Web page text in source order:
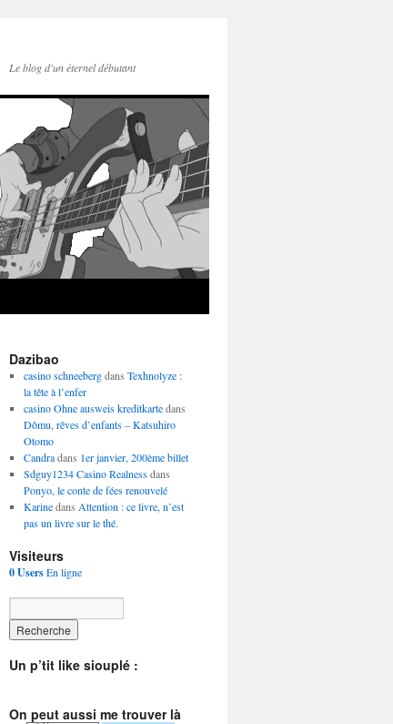
Le blog d'un éternel débutant
Dazibao
casino schneebergdans Texhnolyze :
la tête à l’enfer
casino Ohne ausweis kreditkartedans
Dômu, rêves d’enfants – Katsuhiro
Otomo
Candradans 1er janvier, 200ème billet
Sdguy1234 Casino Realnessdans
Ponyo, le conte de fées renouvelé
Karinedans Attention : ce livre, n’est
pas un livre sur le thé.
Visiteurs
0 UsersEn ligne
Un p’tit like siouplé :
On peut aussi me trouver là